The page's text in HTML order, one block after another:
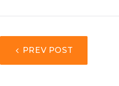
NAWIGACJA
WPISU
PREV POST